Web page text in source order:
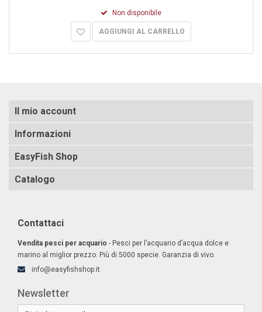
Non disponibile
AGGIUNGI AL CARRELLO
Il mio account
Informazioni
EasyFish Shop
Catalogo
Contattaci
Vendita pesci per acquario - Pesci per l’acquario d’acqua dolce e
marino al miglior prezzo. Più di 5000 specie. Garanzia di vivo.
info@easyfishshop.it
Newsletter